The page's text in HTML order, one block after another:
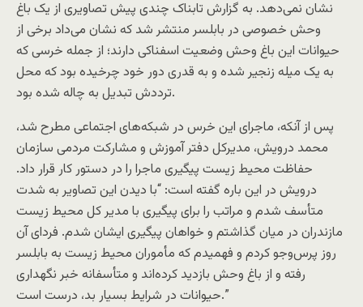
نشان نمی‌دهد. به گزارش تابناک چندی پیش تصاویری از یک باغ
وحش خصوصی در بابلسر منتشر شد که نشان می‌داد برخی از
حیوانات این باغ وحش‌ وضعیت اسفناکی دارند؛ از جمله خرسی که
به یک میله زنجیر شده و به قدری دور خود چرخیده بود که محل
ترددش تبدیل به چاله شده بود.
پس از آنکه، ماجرای این خرس در شبکه‌های اجتماعی مطرح شد،
محمد درویش، مدیرکل دفتر آموزش و مشارکت مردمی سازمان
حفاظت محیط زیست پیگیری ماجرا را در دستور کار قرار داد.
درویش در این باره گفته است: “با دیدن این تصاویر به شدت
متأسف شدم و مراتب را برای پیگیری با مدیر کل محیط زیست
مازندران در میان گذاشتم و خواهان پیگیری ایشان شدم. فردای آن
روز پرس‌وجو کردم و فهمیدم که مأموران محیط زیست به بابلسر
رفته‌ و از باغ وحش بازدید کرده‌اند و متأسفانه خبر نگهداری
حیوانات در شرایط بسیار بد، درست است.”